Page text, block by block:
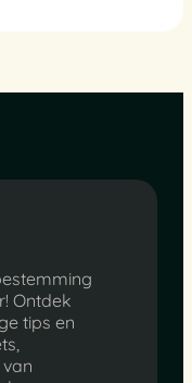
Ontdek
tips en